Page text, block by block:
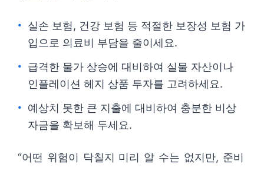
실손 보험, 건강 보험 등 적절한 보장성 보험 가
입으로 의료비 부담을 줄이세요.
급격한 물가 상승에 대비하여 실물 자산이나
인플레이션 헤지 상품 투자를 고려하세요.
예상치 못한 큰 지출에 대비하여 충분한 비상
자금을 확보해 두세요.
“어떤 위험이 닥칠지 미리 알 수는 없지만, 준비